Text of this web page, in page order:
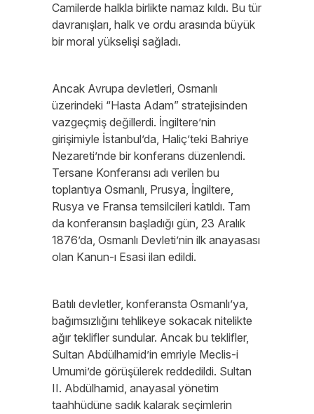
Camilerde halkla birlikte namaz kıldı. Bu tür
davranışları, halk ve ordu arasında büyük
bir moral yükselişi sağladı.
Ancak Avrupa devletleri, Osmanlı
üzerindeki “Hasta Adam” stratejisinden
vazgeçmiş değillerdi. İngiltere’nin
girişimiyle İstanbul’da, Haliç’teki Bahriye
Nezareti’nde bir konferans düzenlendi.
Tersane Konferansı adı verilen bu
toplantıya Osmanlı, Prusya, İngiltere,
Rusya ve Fransa temsilcileri katıldı. Tam
da konferansın başladığı gün, 23 Aralık
1876’da, Osmanlı Devleti’nin ilk anayasası
olan Kanun-ı Esasi ilan edildi.
Batılı devletler, konferansta Osmanlı’ya,
bağımsızlığını tehlikeye sokacak nitelikte
ağır teklifler sundular. Ancak bu teklifler,
Sultan Abdülhamid’in emriyle Meclis-i
Umumi’de görüşülerek reddedildi. Sultan
II. Abdülhamid, anayasal yönetim
taahhüdüne sadık kalarak seçimlerin